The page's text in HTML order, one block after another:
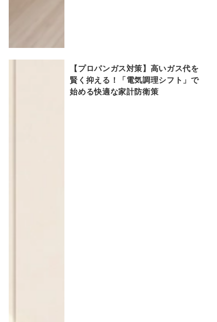
【プロパンガス対策】高いガス代を
賢く抑える！「電気調理シフト」で
始める快適な家計防衛策